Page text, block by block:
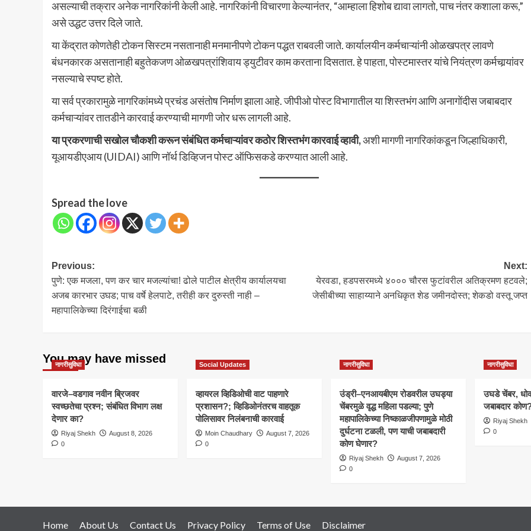
असल्याची तक्रार अनेक नागरिकांनी केली आहे. नागरिकांनी विचारणा केल्यानंतर, “आम्हाला हिशोब द्यावा लागतो, पाच नंतर कशाला करू,”
असे उद्धट उत्तर दिले जाते.
या केंद्रात कोणतेही टोकन सिस्टम नसतानाही मनमानीपणे टोकन पद्धत राबवली जाते. कार्यालयीन कर्मचाऱ्यांनी ओळखपत्र लावणे
बंधनकारक असतानाही बहुतेकजण ओळखपत्रांशिवाय ड्युटीवर काम करताना दिसतात. हे पाहता, पोस्टमास्तर यांचे नियंत्रण कर्मचार्‍यांवर
नसल्याचे स्पष्ट होते.
या सर्व प्रकारामुळे नागरिकांमध्ये प्रचंड असंतोष निर्माण झाला आहे. जीपीओ पोस्ट विभागातील या शिस्तभंग आणि अनागोंदीस जबाबदार
कर्मचाऱ्यांवर तातडीने कारवाई करण्याची मागणी जोर धरू लागली आहे.
या प्रकरणाची सखोल चौकशी करून संबंधित कर्मचाऱ्यांवर कठोर शिस्तभंग कारवाई व्हावी,अशी मागणी नागरिकांकडून जिल्हाधिकारी,
यूआयडीएआय (UIDAI) आणि नॉर्थ डिव्हिजन पोस्ट ऑफिसकडे करण्यात आली आहे.
Spread the love
Post
navigation
Previous:
पुणे: एक मजला, पण कर चार मजल्यांचा! ढोले पाटील क्षेत्रीय कार्यालयचा
अजब कारभार उघड; पाच वर्षे हेलपाटे, तरीही कर दुरुस्ती नाही –
महापालिकेच्या दिरंगाईचा बळी
Next:
येरवडा, हडपसरमध्ये ४००० चौरस फुटांवरील अतिक्रमण हटवले;
जेसीबीच्या साहाय्याने अनधिकृत शेड जमीनदोस्त; शेकडो वस्तू जप्त
You may have missed
नागरीसुविधा
वारजे–वडगाव नवीन ब्रिजवर
स्वच्छतेचा प्रश्न; संबंधित विभाग लक्ष
देणार का?
Riyaj Shekh
August 8, 2026
0
Social Updates
व्हायरल व्हिडिओची वाट पाहणारे
प्रशासन?; व्हिडिओनंतरच वाहतूक
पोलिसावर निलंबनाची कारवाई
Moin Chaudhary
August 7, 2026
0
नागरीसुविधा
उंड्री–एनआयबीएम रोडवरील उघड्या
चेंबरमुळे वृद्ध महिला पडल्या; पुणे
महापालिकेच्या निष्काळजीपणामुळे मोठी
दुर्घटना टळली, पण याची जबाबदारी
कोण घेणार?
Riyaj Shekh
August 7, 2026
0
नागरीसुविधा
उघडे चेंबर,
जबाबदार
Riyaj Shekh
0
Home About Us Contact Us Privacy Policy Terms of Use Disclaimer